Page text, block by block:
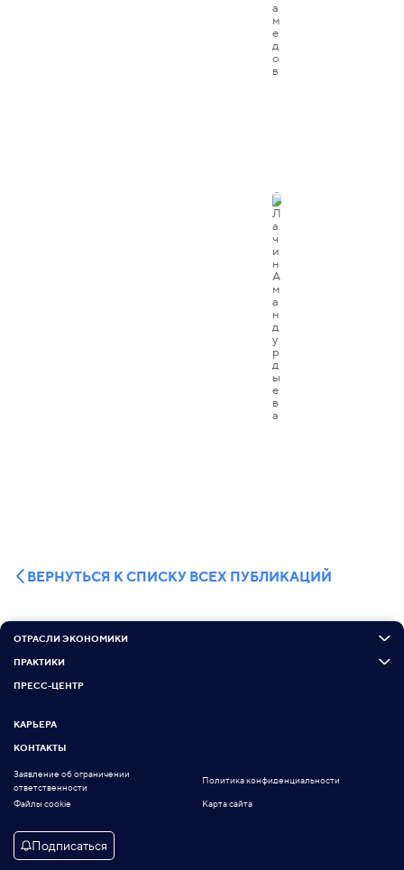
ВЕРНУТЬСЯ К СПИСКУ ВСЕХ ПУБЛИКАЦИЙ
ОТРАСЛИ ЭКОНОМИКИ
ПРАКТИКИ
ПРЕСС-ЦЕНТР
КАРЬЕРА
КОНТАКТЫ
Заявление об ограничении
ответственности
Политика конфиденциальности
Файлы cookie Карта сайта
Подписаться